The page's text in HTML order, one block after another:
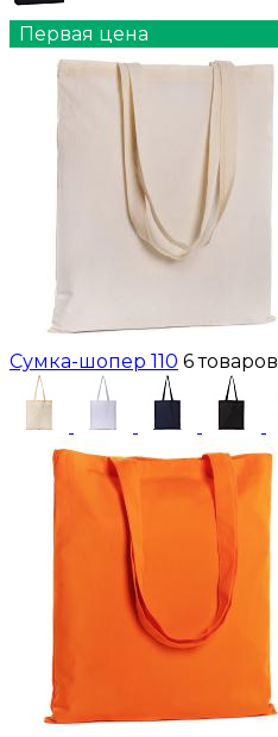
Первая цена
Сумка-шопер 110 6 товаров